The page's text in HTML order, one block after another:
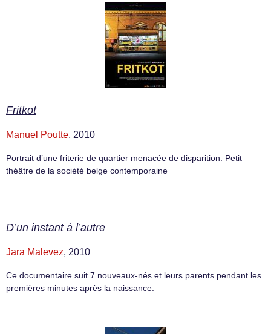
Fritkot
Manuel Poutte, 2010
Portrait d’une friterie de quartier menacée de disparition. Petit
théâtre de la société belge contemporaine
D’un instant à l’autre
Jara Malevez, 2010
Ce documentaire suit 7 nouveaux-nés et leurs parents pendant les
premières minutes après la naissance.